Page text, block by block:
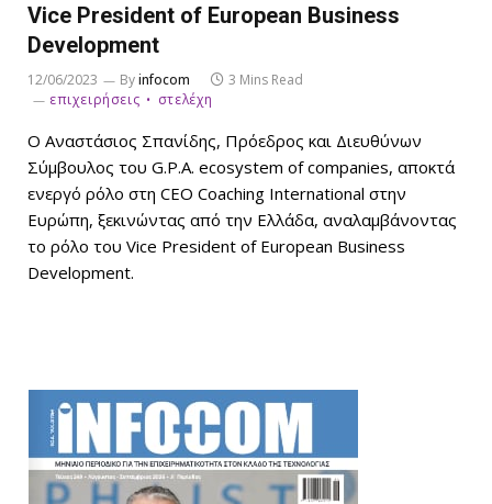
Vice President of European Business
Development
12/06/2023 Byinfocom
3 Mins Read
επιχειρήσεις
στελέχη
Ο Αναστάσιος Σπανίδης, Πρόεδρος και Διευθύνων
Σύμβουλος του G.P.A. ecosystem of companies, αποκτά
ενεργό ρόλο στη CEO Coaching International στην
Ευρώπη, ξεκινώντας από την Ελλάδα, αναλαμβάνοντας
το ρόλο του Vice President of European Business
Development.